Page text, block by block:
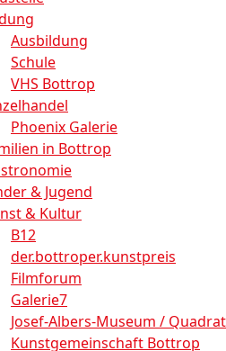
Ausbildung
Schule
VHS Bottrop
Phoenix Galerie
in Bottrop
& Jugend
& Kultur
B12
der.bottroper.kunstpreis
Filmforum
Galerie7
Josef-Albers-Museum / Quadrat
Kunstgemeinschaft Bottrop